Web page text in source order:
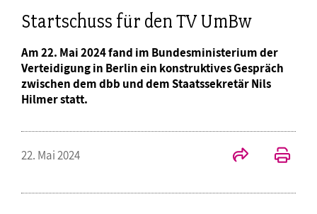
Startschuss für den TV UmBw
Am 22. Mai 2024 fand im Bundesministerium der
Verteidigung in Berlin ein konstruktives Gespräch
zwischen dem dbb und dem Staatssekretär Nils
Hilmer statt.
22. Mai 2024